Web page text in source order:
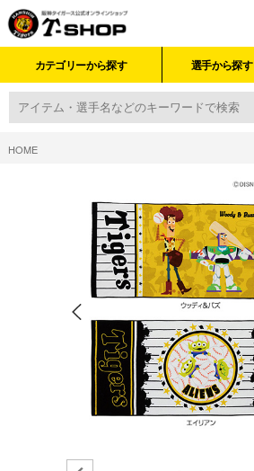
カテゴリーから探す 選手から探す
HOME